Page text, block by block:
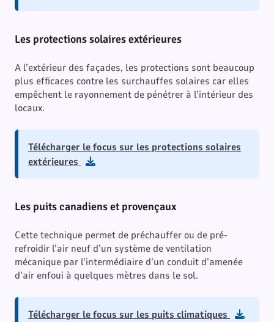
Les protections solaires extérieures
A l’extérieur des façades, les protections sont beaucoup
plus efficaces contre les surchauffes solaires car elles
empêchent le rayonnement de pénétrer à l’intérieur des
locaux.
Télécharger le focus sur les protections solaires
extérieures
Les puits canadiens et provençaux
Cette technique permet de préchauffer ou de pré-
refroidir l’air neuf d’un système de ventilation
mécanique par l’intermédiaire d’un conduit d’amenée
d’air enfoui à quelques mètres dans le sol.
Télécharger le focus sur les puits climatiques